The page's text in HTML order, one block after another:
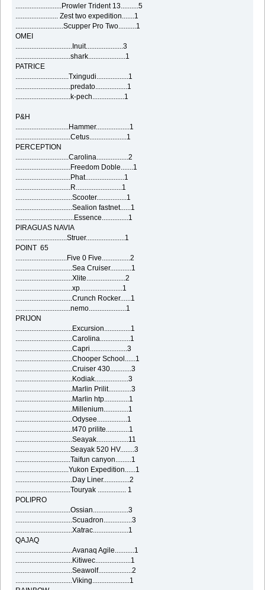
..........................Prowler Trident 13..........5
........................ Zest two expedition.......1
...........................Scupper Pro Two..........1
OMEI
................................Inuit.....................3
...............................shark.....................1
PATRICE
..............................Txingudi..................1
...............................predato..................1
...............................k-pech..................1
P&H
..............................Hammer...................1
...............................Cetus.....................1
PERCEPTION
..............................Carolina..................2
...............................Freedom Doble.......1
...............................Phat......................1
...............................R..........................1
................................Scooter.................1
................................Sealion fastnet......1
.................................Essence...............1
PIRAGUAS NAVIA
.............................Struer......................1
POINT 65
.............................Five 0 Five................2
................................Sea Cruiser............1
................................Xlite......................2
................................xp........................1
................................Crunch Rocker......1
...............................nemo.....................1
PRIJON
................................Excursion...............1
................................Carolina.................1
................................Capri.....................3
................................Chooper School......1
................................Cruiser 430............3
................................Kodiak...................3
................................Marlin Prilit.............3
................................Marlin htp..............1
................................Millenium..............1
................................Odysee.................1
................................t470 prilite.............1
................................Seayak..................11
...............................Seayak 520 HV........3
...............................Taifun canyon.........1
..............................Yukon Expedition......1
................................Day Liner...............2
...............................Touryak ................ 1
POLIPRO
...............................Ossian....................3
................................Scuadron................3
................................Xatrac....................1
QAJAQ
................................Avanaq Agile...........1
................................Kitiwec....................1
................................Seawolf...................2
................................Viking.....................1